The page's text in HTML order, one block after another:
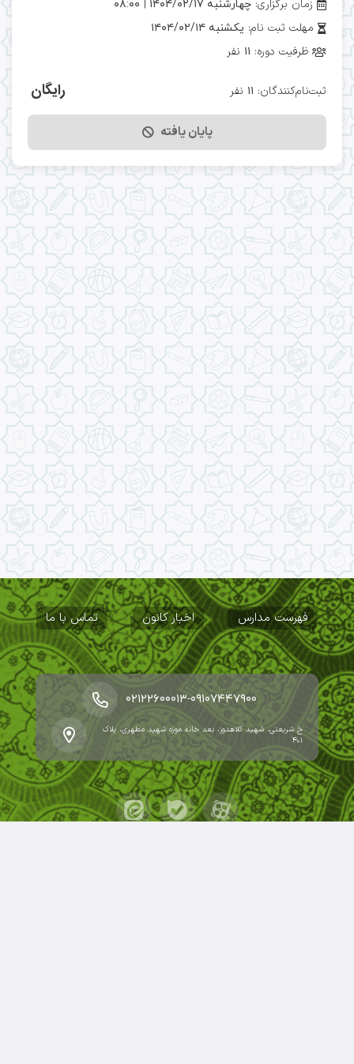
زمان برگزاری: چهارشنبه ۱۴۰۴/۰۲/۱۷ | ۰۸:۰۰
مهلت ثبت نام: یکشنبه ۱۴۰۴/۰۲/۱۴
ظرفیت دوره: ۱۱ نفر
ثبت‌نام‌کنندگان: ۱۱ نفر رایگان
پایان یافته
فهرست مدارس اخبار کانون تماس با ما
خ شریعتی، شهید کلاهدوز، بعد خانه موزه شهید مطهری، پلاک
۴۰۱
۰۹۱۰۷۴۴۷۹۰۰-۰۲۱۲۲۶۰۰۰۱۳